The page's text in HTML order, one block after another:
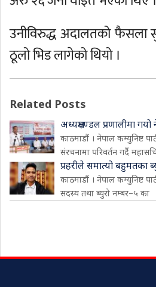
उनीविरुद्ध अदालतको फैसला
ठूलो भिड लागेको थियो ।
Related Posts
अध्यक्षमण्डल प्रणालीमा
काठमाडौं । नेपाल कम्युनिष्ट
संरचनामा परिवर्तन गर्दै
प्रहरीले समात्यो बहुमतका
काठमाडौं । नेपाल कम्युनिष्ट
सदस्य तथा ब्युरो नम्बर–५ का